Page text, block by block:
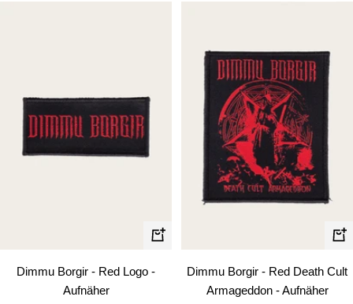
In
Warenkorb
Dimmu Borgir - Red Logo -
Aufnäher
In
Dimmu Borgir - Red Death Cult
Armageddon - Aufnäher